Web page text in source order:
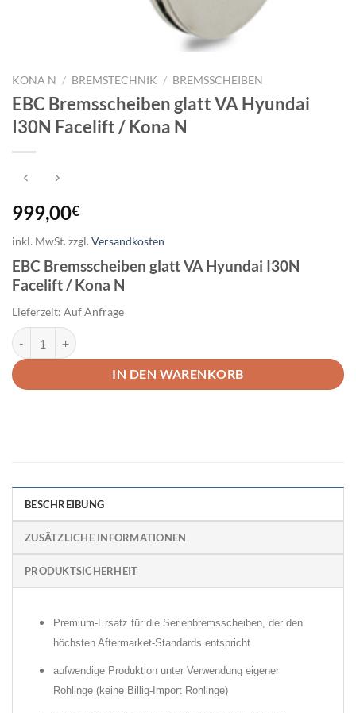
KONA N / BREMSTECHNIK / BREMSSCHEIBEN
EBC Bremsscheiben glatt VA Hyundai
I30N Facelift / Kona N
999,00€
inkl. MwSt.zzgl.Versandkosten
EBC Bremsscheiben glatt VA Hyundai I30N
Facelift / Kona N
Lieferzeit: Auf Anfrage
EBC Bremsscheiben glatt VA Hyundai I30N Facelift / Kona N Menge
IN DEN WARENKORB
BESCHREIBUNG
ZUSÄTZLICHE INFORMATIONEN
PRODUKTSICHERHEIT
Premium-Ersatz für die Serienbremsscheiben, der den
höchsten Aftermarket-Standards entspricht
aufwendige Produktion unter Verwendung eigener
Rohlinge (keine Billig-Import Rohlinge)